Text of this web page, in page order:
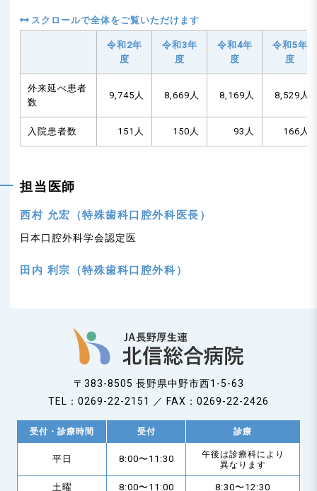
令和2年
度
令和3年
度
令和4年
度
令和5年
度
外来延べ患者
数
9,745人 8,669人 8,169人 8,529人
入院患者数 151人 150人 93人 166人
担当医師
西村 允宏（特殊歯科口腔外科医長）
日本口腔外科学会認定医
田内 利宗（特殊歯科口腔外科）
〒383-8505 長野県中野市西1-5-63
TEL：0269-22-2151 ／ FAX：0269-22-2426
受付・診療時間 受付 診療
平日 8:00〜11:30
午後は診療科により
異なります
土曜 8:00〜11:00 8:30〜12:30